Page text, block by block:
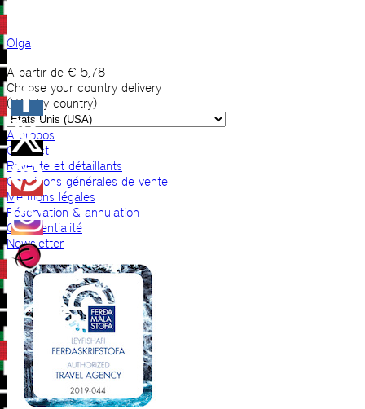
Olga
A partir de € 5,78
Choose your country delivery
(VAT by country)
A propos
Contact
Revente et détaillants
Conditions générales de vente
Mentions légales
Réservation & annulation
Confidentialité
Newsletter